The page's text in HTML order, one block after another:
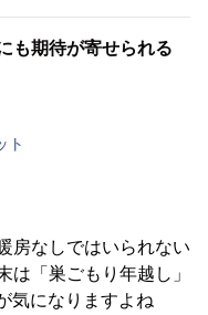
も期待が寄せられる
ト
房なしではいられない
は「巣ごもり年越し」
気になりますよね